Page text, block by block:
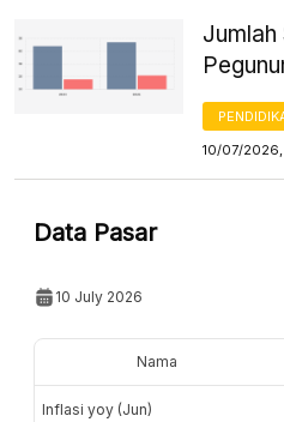
Jumlah
10/07/2026,
Data Pasar
10 July 2026
Nama
Inflasi yoy (Jun)